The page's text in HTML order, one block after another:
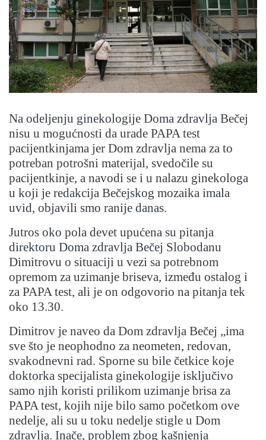
Na odeljenju ginekologije Doma zdravlja Bečej
nisu u mogućnosti da urade PAPA test
pacijentkinjama jer Dom zdravlja nema za to
potreban potrošni materijal, svedočile su
pacijentkinje, a navodi se i u nalazu ginekologa
u koji je redakcija Bečejskog mozaika imala
uvid, objavili smo ranije danas.
Jutros oko pola devet upućena su pitanja
direktoru Doma zdravlja Bečej Slobodanu
Dimitrovu o situaciji u vezi sa potrebnom
opremom za uzimanje briseva, između ostalog i
za PAPA test, ali je on odgovorio na pitanja tek
oko 13.30.
Dimitrov je naveo da Dom zdravlja Bečej „ima
sve što je neophodno za neometen, redovan,
svakodnevni rad. Sporne su bile četkice koje
doktorka specijalista ginekologije isključivo
samo njih koristi prilikom uzimanje brisa za
PAPA test, kojih nije bilo samo početkom ove
nedelje, ali su u toku nedelje stigle u Dom
zdravlja. Inače, problem zbog kašnjenja